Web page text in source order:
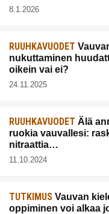
8.1.2026
RUUHKAVUODET
nukuttaminen
oikein vai ei?
24.11.2025
RUUHKAVUODET Älä
ruokia vauvallesi:
nitraattia…
11.10.2024
TUTKIMUS Vauvan
oppiminen voi alkaa